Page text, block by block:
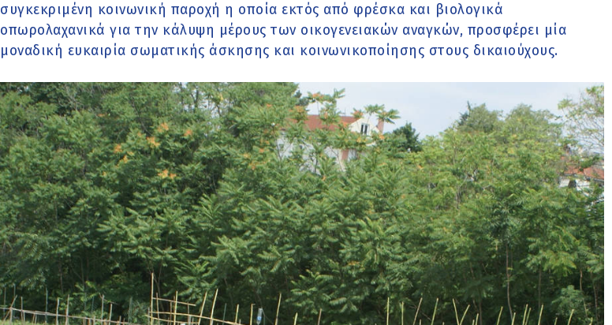
συγκεκριμένη κοινωνική παροχή η οποία εκτός από φρέσκα και βιολογικά
οπωρολαχανικά για την κάλυψη μέρους των οικογενειακών αναγκών, προσφέρει μία
μοναδική ευκαιρία σωματικής άσκησης και κοινωνικοποίησης στους δικαιούχους.